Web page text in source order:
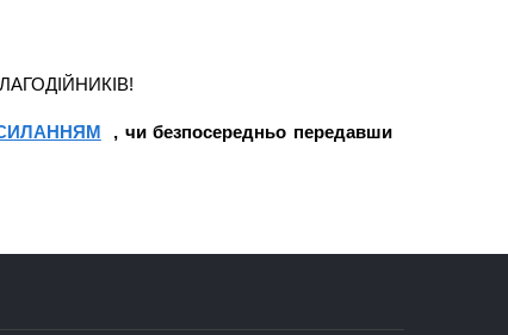
, чи безпосередньо передавши